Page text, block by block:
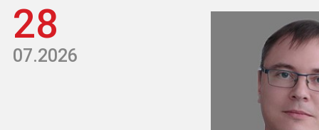
28
07.2026